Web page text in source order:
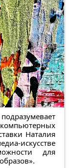
Наталия
искусстве
для